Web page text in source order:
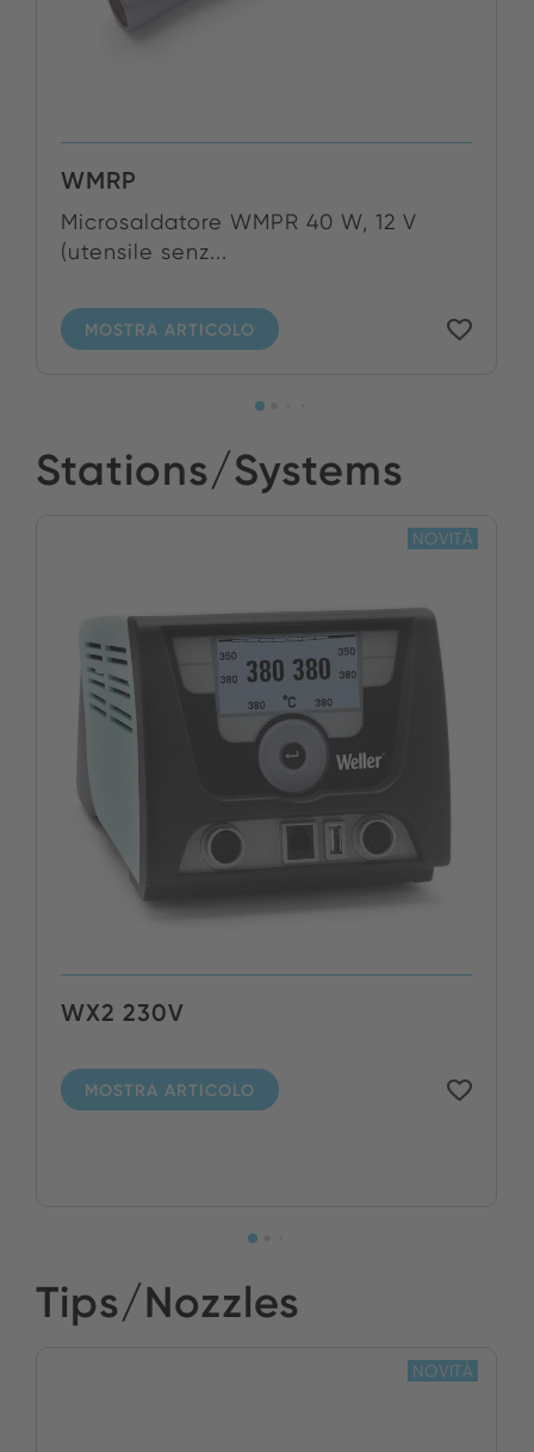
WMRP
Microsaldatore WMPR 40 W, 12 V
(utensile senz...
MOSTRA ARTICOLO
Stations/Systems
WX2 230V
MOSTRA ARTICOLO
NOVITÀ
Tips/Nozzles
NOVITÀ